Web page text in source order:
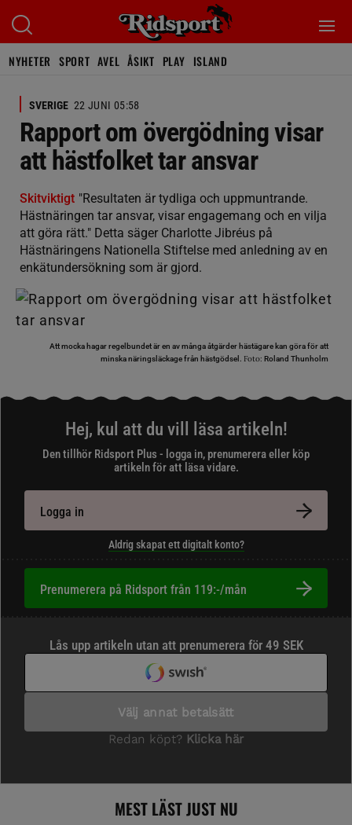
NYHETER SPORT AVEL ÅSIKT PLAY ISLAND
SVERIGE 22 JUNI 05:58
Rapport om övergödning visar
att hästfolket tar ansvar
Skitviktigt "Resultaten är tydliga och uppmuntrande.
Hästnäringen tar ansvar, visar engagemang och en vilja
att göra rätt." Detta säger Charlotte Jibréus på
Hästnäringens Nationella Stiftelse med anledning av en
enkätundersökning som är gjord.
Att mocka hagar regelbundet är en av många åtgärder hästägare kan göra för att
minska näringsläckage från hästgödsel. Foto: Roland Thunholm
Hej, kul att du vill läsa artikeln!
Den tillhör Ridsport Plus - logga in, prenumerera eller köp
artikeln för att läsa vidare.
Logga in
Aldrig skapat ett digitalt konto?
Prenumerera på Ridsport från 119:-/mån
MEST LÄST JUST NU